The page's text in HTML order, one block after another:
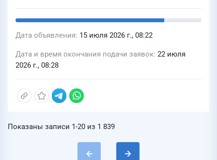
Дата объявления 15 июля 2026 г., 08:22
Дата и время окончания подачи заявок 22 июля
2026 г., 08:28
Показаны записи 1-20 из 1 839